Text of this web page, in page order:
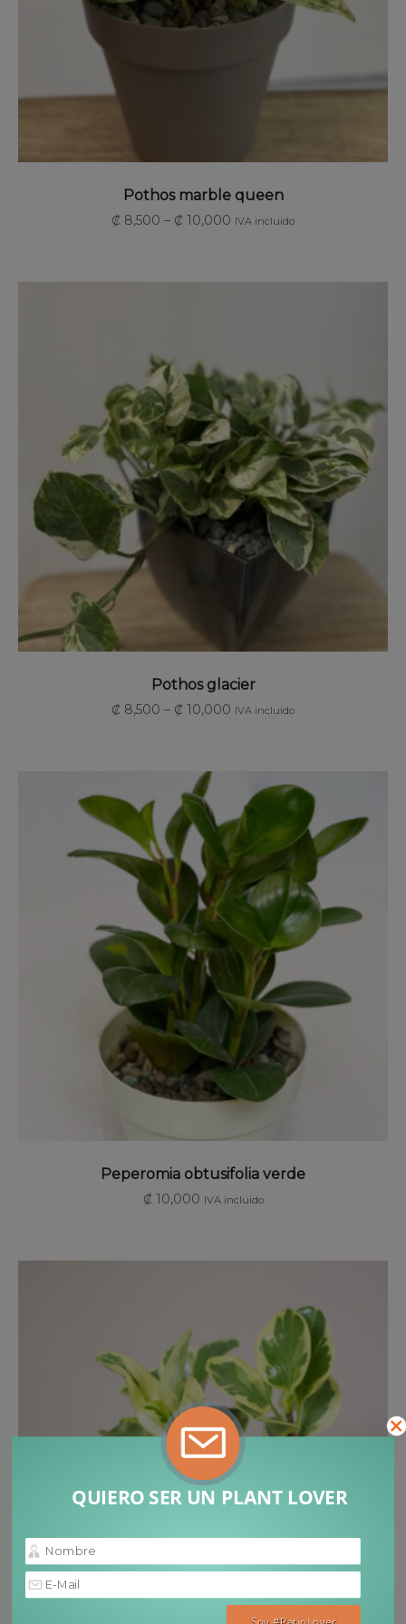
SELECCIONAR OPCIONES
Pothos marble queen
₡ 8,500 – ₡ 10,000 IVA incluido
SELECCIONAR OPCIONES
Pothos glacier
₡ 8,500 – ₡ 10,000 IVA incluido
SELECCIONAR OPCIONES
Peperomia obtusifolia verde
₡ 10,000 IVA incluido
QUIERO SER UN PLANT LOVER